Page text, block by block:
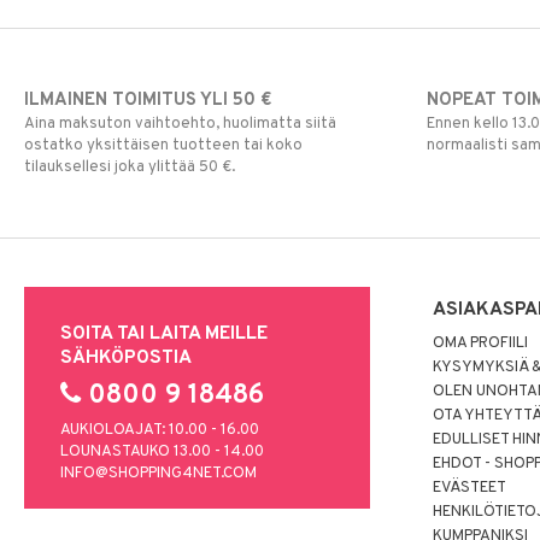
ILMAINEN TOIMITUS YLI 50 €
Aina maksuton vaihtoehto, huolimatta siitä
ostatko yksittäisen tuotteen tai koko
tilauksellesi joka ylittää 50 €.
NOPEAT
Ennen kello
normaalisti
SOITA TAI LAITA MEILLE
SÄHKÖPOSTIA
0800 9 18486
AUKIOLOAJAT: 10.00 - 16.00
LOUNASTAUKO 13.00 - 14.00
INFO@SHOPPING4NET.COM
OMA PROFIILI
KYSYMYKSIÄ
OLEN
OTA
EDULLISET
EHDOT -
EVÄSTEET